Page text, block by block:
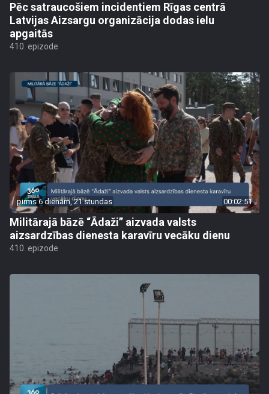
Pēc satraucošiem incidentiem Rīgas centrā
Latvijas Aizsargu organizācija dodas ielu
apgaitās
410. epizode
pirms 6 dienām, 21 stundas 00:02:51
Militārajā bāzē “Ādaži” aizvada valsts
aizsardzības dienesta karavīru vecāku dienu
410. epizode